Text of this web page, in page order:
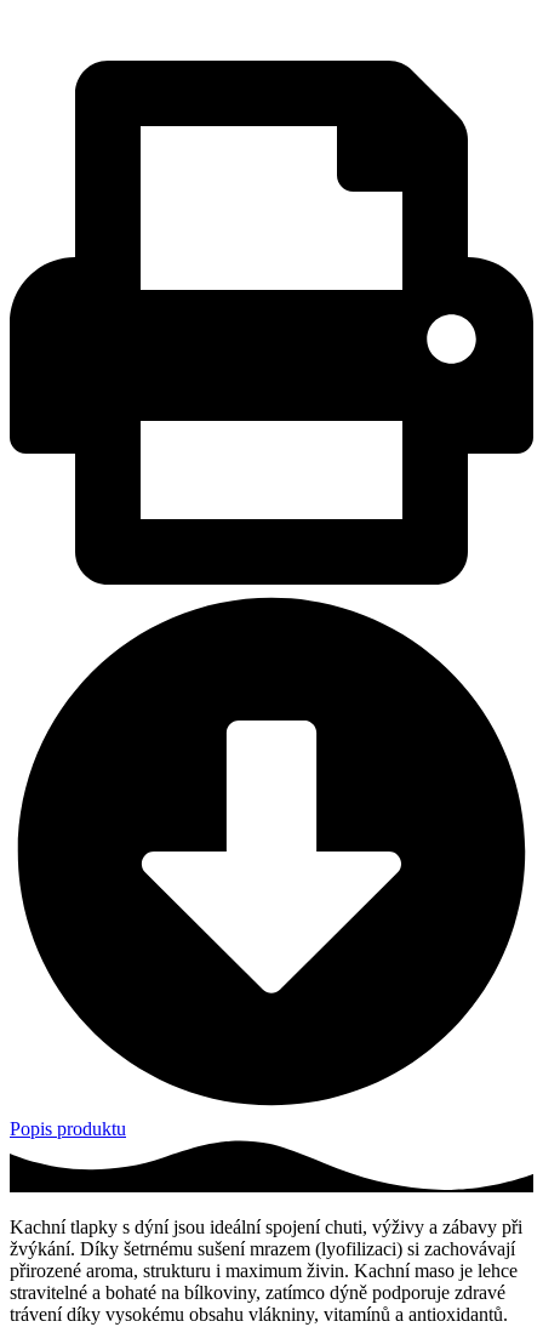
Popis produktu
Kachní tlapky s dýní jsou ideální spojení chuti, výživy a zábavy při
žvýkání. Díky šetrnému sušení mrazem (lyofilizaci) si zachovávají
přirozené aroma, strukturu i maximum živin. Kachní maso je lehce
stravitelné a bohaté na bílkoviny, zatímco dýně podporuje zdravé
trávení díky vysokému obsahu vlákniny, vitamínů a antioxidantů.